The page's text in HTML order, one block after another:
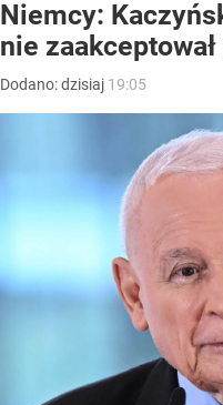
Niemcy:
nie
Dodano:dzisiaj 19:05